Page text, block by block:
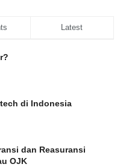
Latest
di Indonesia
dan Reasuransi
OJK